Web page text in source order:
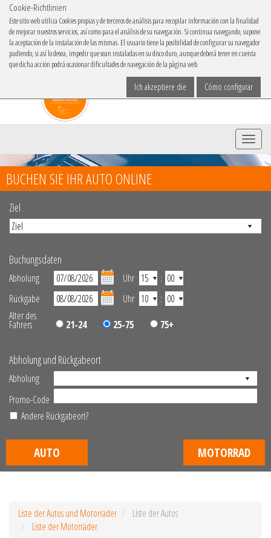
Cookie-Richtlinien
Este sitio web utiliza Cookies propias y de terceros de análisis para recopilar información con la finalidad
de mejorar nuestros servicios, así como para el análisis de su navegación. Si continua navegando, supone
la aceptación de la instalación de las mismas. El usuario tiene la posibilidad de configurar su navegador
pudiendo, si así lo desea, impedir que sean instaladas en su disco duro, aunque deberá tener en cuenta
que dicha acción podrá ocasionar dificultades de navegación de la página web
Cómo configurar
Ich akzeptiere die
Sprache
Menü
BUCHEN SIE IHR AUTO ONLINE
Ziel
Buchungsdaten
Abholung Uhr
:
Rückgabe
Uhr
:
Alter des
Fahrers 21-24 25-75 75+
Abholung und Rückgabeort
Abholung
Promo-Code
Andere Rückgabeort?
AUTO MOTORRAD
Liste der Autos und Motorräder
Liste der Autos
Liste der Motorräder